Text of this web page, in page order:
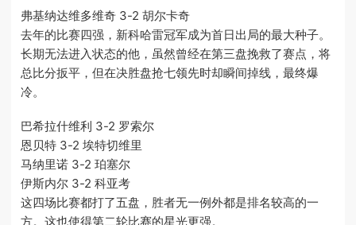
弗基纳达维多维奇 3-2 胡尔卡奇
去年的比赛四强，新科哈雷冠军成为首日出局的最大种子。
长期无法进入状态的他，虽然曾经在第三盘挽救了赛点，将
总比分扳平，但在决胜盘抢七领先时却瞬间掉线，最终爆
冷。
巴希拉什维利 3-2 罗索尔
恩贝特 3-2 埃特切维里
马纳里诺 3-2 珀塞尔
伊斯内尔 3-2 科亚考
这四场比赛都打了五盘，胜者无一例外都是排名较高的一
方。这也使得第二轮比赛的星光更强。